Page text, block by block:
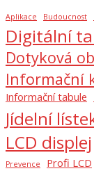
Aplikace Budoucnost
Digitální
Dotyková
Informační
Informační tabule
Jídelní
LCD displej
Prevence
Profi LCD